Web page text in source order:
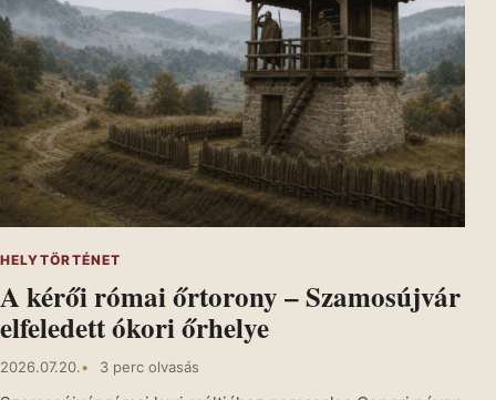
HELYTÖRTÉNET
A kérői római őrtorony – Szamosújvár
elfeledett ókori őrhelye
2026.07.20. 3 perc olvasás